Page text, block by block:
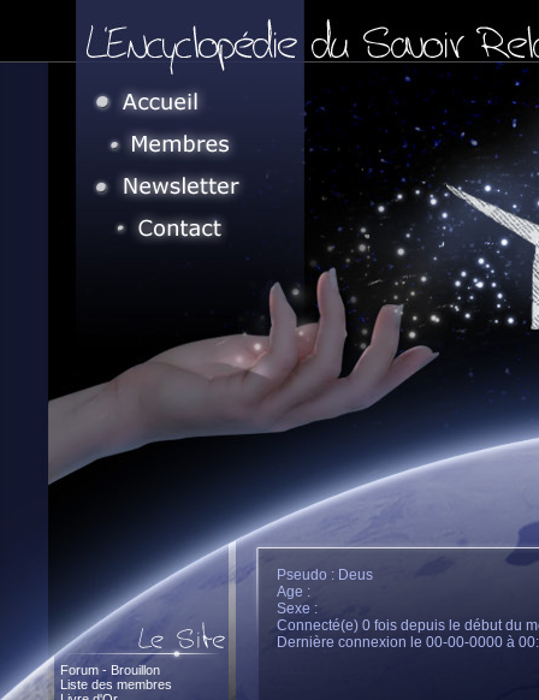
Forum - Brouillon
Liste des membres
Pseudo : Deus
Age :
Sexe :
Connecté(e) 0 fois depuis le début du
Dernière connexion le 00-00-0000 à